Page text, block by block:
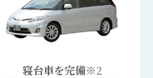
寝台車を完備※2